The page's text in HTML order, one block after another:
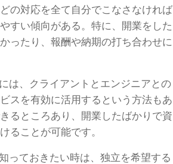
の対応を全て自分でこなさなければ
すい傾向がある。特に、開業をした
ったり、報酬や納期の打ち合わせに
は、クライアントとエンジニアとの
スを有効に活用するという方法もあ
るところあり、開業したばかりで資
ることが可能です。
っておきたい時は、独立を希望する